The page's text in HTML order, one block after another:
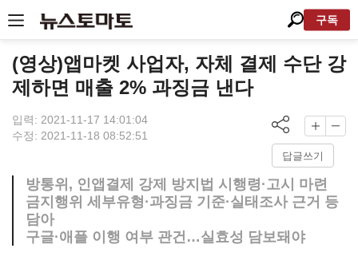
구독
(영상)앱마켓 사업자, 자체 결제 수단 강
제하면 매출 2% 과징금 낸다
입력: 2021-11-17 14:01:04
수정: 2021-11-18 08:52:51
답글쓰기
방통위, 인앱결제 강제 방지법 시행령·고시 마련
금지행위 세부유형·과징금 기준·실태조사 근거 등
담아
구글·애플 이행 여부 관건…실효성 담보돼야